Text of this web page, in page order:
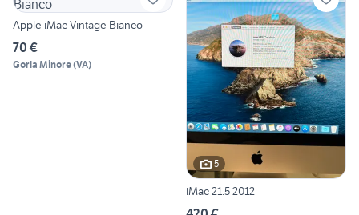
Apple iMac Vintage Bianco
70 €
Gorla Minore(VA)
5
iMac 21.5 2012